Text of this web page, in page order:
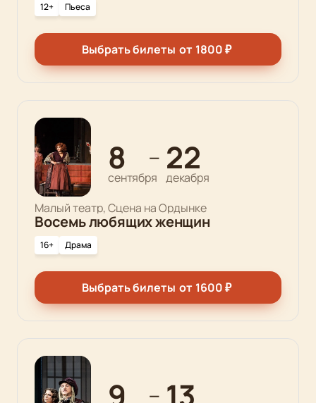
12+ Пьеса
Выбрать билеты от 1800₽
8
сентября
— 22
декабря
Малый театр, Сцена на Ордынке
Восемь любящих женщин
16+ Драма
Выбрать билеты от 1600₽
—